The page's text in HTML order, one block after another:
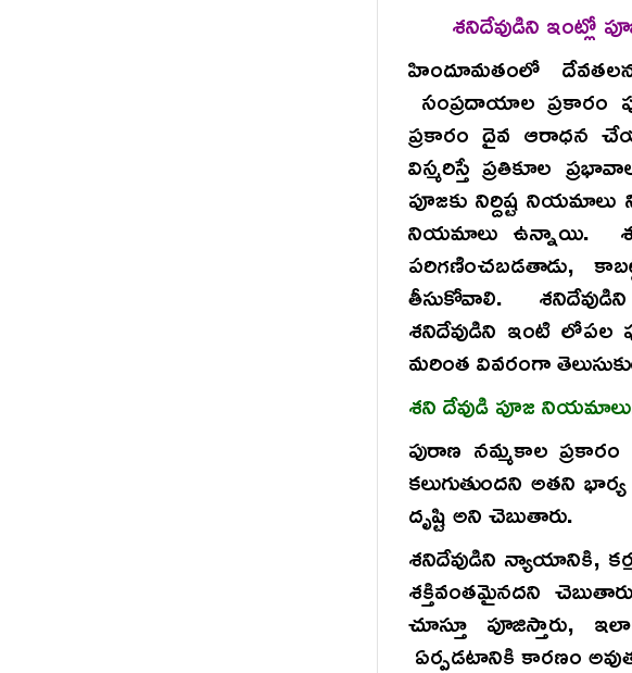
శనిదేవుడిని ఇంట్లో
హిందూమతంలో
సంప్రదాయాల ప్రకారం
ప్రకారం దైవ ఆరాధన
విస్మరిస్తే ప్రతికూల
పూజకు నిర్దిష్ట
నియమాలు ఉన్నాయి.
పరిగణించబడతాడు,
తీసుకోవాలి.
శనిదేవుడిని ఇంటి లోపల
మరింత వివరంగా
శని దేవుడి పూజ
పురాణ నమ్మకాల
కలుగుతుందని అతని
దృష్టి అని చెబుతారు.
శనిదేవుడిని న్యాయానికి,
శక్తివంతమైనదని
చూస్తూ పూజిస్తారు,
ఏర్పడటానికి కారణం